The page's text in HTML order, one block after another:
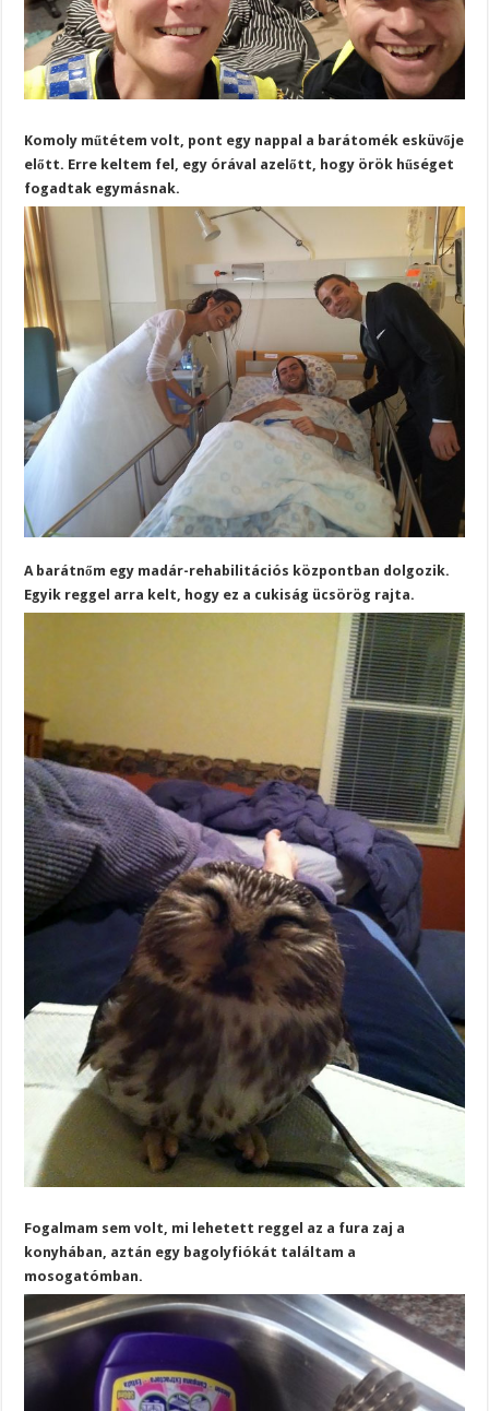
Komoly műtétem volt, pont egy nappal a barátomék esküvője
előtt. Erre keltem fel, egy órával azelőtt, hogy örök hűséget
fogadtak egymásnak.
A barátnőm egy madár-rehabilitációs központban dolgozik.
Egyik reggel arra kelt, hogy ez a cukiság ücsörög rajta.
Fogalmam sem volt, mi lehetett reggel az a fura zaj a
konyhában, aztán egy bagolyfiókát találtam a
mosogatómban.